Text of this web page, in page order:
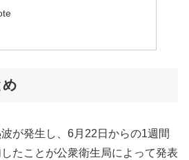
め
が発生し、6月22日からの1週間
たことが公衆衛生局によって発表